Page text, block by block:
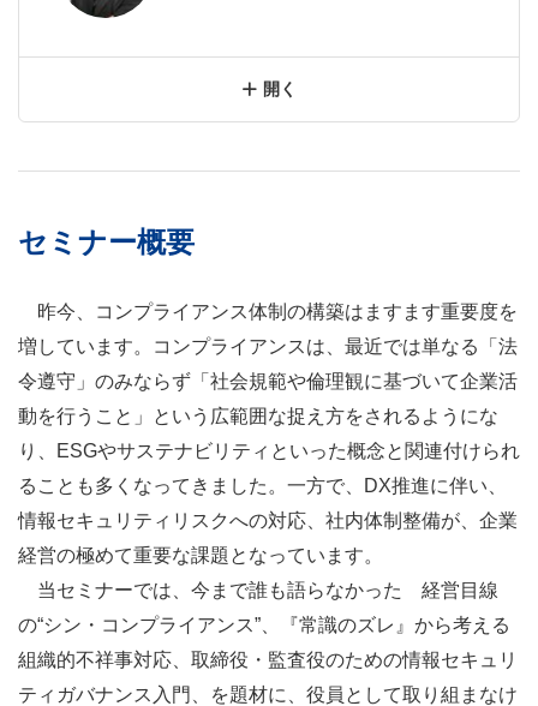
セミナー概要
昨今、コンプライアンス体制の構築はますます重要度を
増しています。コンプライアンスは、最近では単なる「法
令遵守」のみならず「社会規範や倫理観に基づいて企業活
動を行うこと」という広範囲な捉え方をされるようにな
り、ESGやサステナビリティといった概念と関連付けられ
ることも多くなってきました。一方で、DX推進に伴い、
情報セキュリティリスクへの対応、社内体制整備が、企業
経営の極めて重要な課題となっています。
当セミナーでは、今まで誰も語らなかった 経営目線
の“シン・コンプライアンス”、『常識のズレ』から考える
組織的不祥事対応、取締役・監査役のための情報セキュリ
ティガバナンス入門、を題材に、役員として取り組まなけ